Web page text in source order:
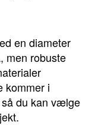
en diameter
men robuste
kommer i
du kan vælge